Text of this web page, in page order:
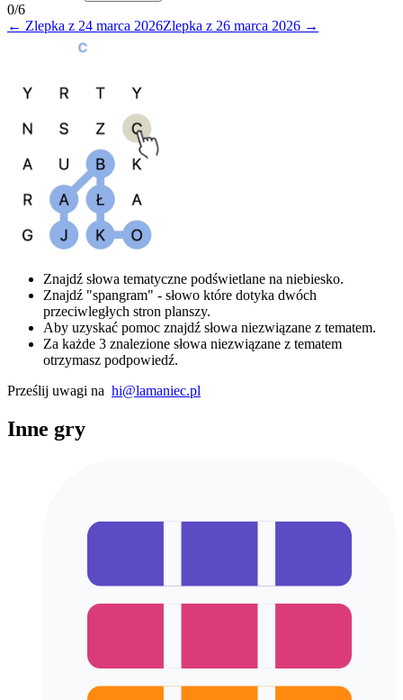
0/6
← Zlepka z 24 marca 2026Zlepka z 26 marca 2026 →
Znajdź słowa tematyczne podświetlane na niebiesko.
Znajdź "spangram" - słowo które dotyka dwóch
przeciwległych stron planszy.
Aby uzyskać pomoc znajdź słowa niezwiązane z tematem.
Za każde 3 znalezione słowa niezwiązane z tematem
otrzymasz podpowiedź.
Prześlij uwagi na hi@lamaniec.pl
Inne gry